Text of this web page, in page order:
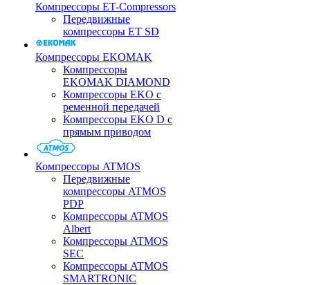
Компрессоры ET-Compressors
Передвижные
компрессоры ET SD
Компрессоры EKOMAK
Компрессоры
EKOMAK DIAMOND
Компрессоры EKO c
ременной передачей
Компрессоры EKO D с
прямым приводом
Компрессоры ATMOS
Передвижные
компрессоры ATMOS
PDP
Компрессоры ATMOS
Albert
Компрессоры ATMOS
SEC
Компрессоры ATMOS
SMARTRONIC